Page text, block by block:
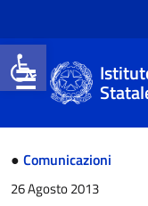
Open
● Comunicazioni
26 Agosto 2013